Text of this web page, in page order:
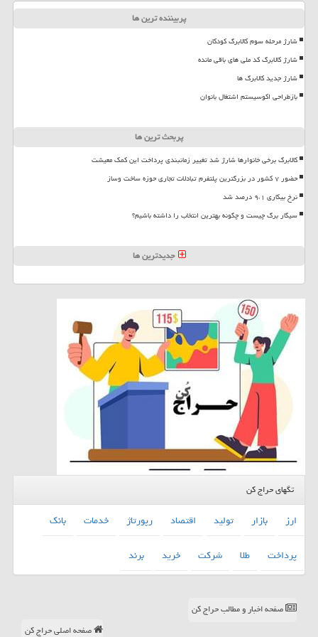
پربیننده ترین ها
شارژ مرحله سوم کالابرگ کودکان
شارژ کالابرگ کد ملی های باقی مانده
شارژ جدید کالابرگ ها
بازطراحی اکوسیستم اشتغال بانوان
پربحث ترین ها
کالابرگ برخی خانوارها شارژ شد تغییر زمانبندی پرداخت این کمک معیشت
حضور ۷ کشور در بزرگترین پلتفرم تبادلات تجاری حوزه ساخت وساز
نرخ بیکاری ۹،۱ درصد شد
سیگار برگ چیست و چگونه بهترین انتخاب را داشته باشیم؟
جدیدترین ها
تگهای حراج کن
ارز بازار تولید اقتصاد رپورتاژ خدمات
بانك
پرداخت
طلا شركت خرید برند
صفحه اخبار و مطالب حراج کن
صفحه اصلی حراج کن